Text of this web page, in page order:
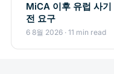
MiCA 이후 유럽 사
전 요구
6 8월 2026 · 11 min read